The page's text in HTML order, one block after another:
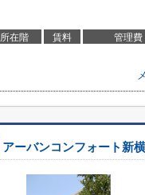
所在階 賃料 管理費
アーバンコンフォート新